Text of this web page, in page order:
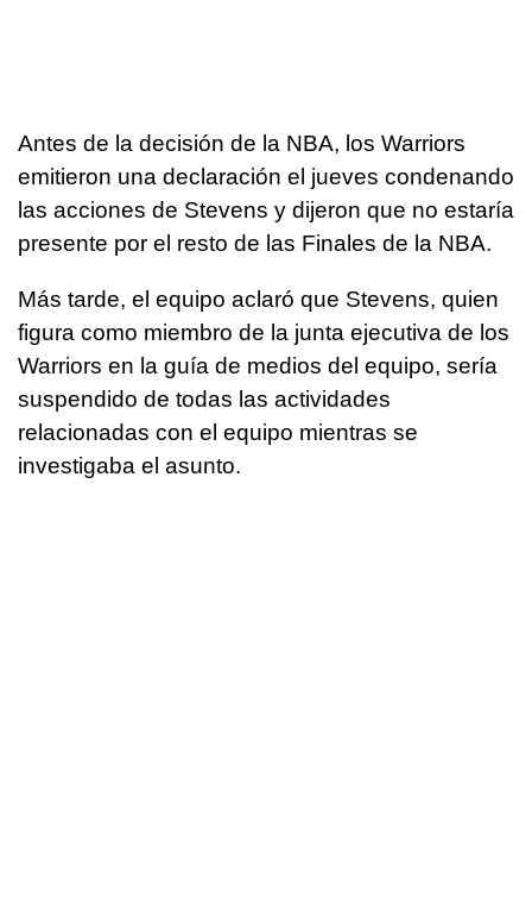
Antes de la decisión de la NBA, los Warriors
emitieron una declaración el jueves condenando
las acciones de Stevens y dijeron que no estaría
presente por el resto de las Finales de la NBA.
Más tarde, el equipo aclaró que Stevens, quien
figura como miembro de la junta ejecutiva de los
Warriors en la guía de medios del equipo, sería
suspendido de todas las actividades
relacionadas con el equipo mientras se
investigaba el asunto.